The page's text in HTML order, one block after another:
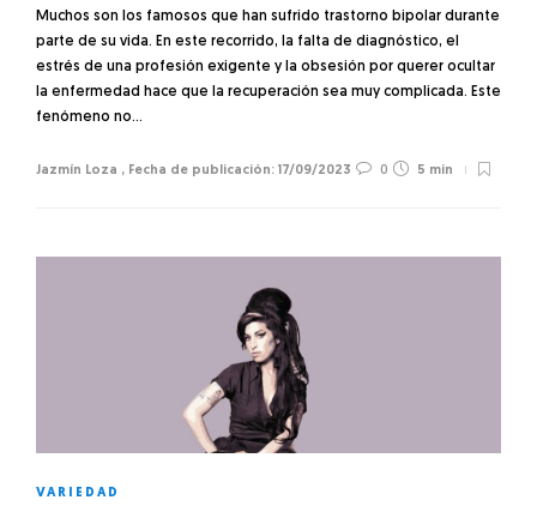
Muchos son los famosos que han sufrido trastorno bipolar durante
parte de su vida. En este recorrido, la falta de diagnóstico, el
estrés de una profesión exigente y la obsesión por querer ocultar
la enfermedad hace que la recuperación sea muy complicada. Este
fenómeno no…
Jazmín Loza , 17/09/2023 0 5 min
VARIEDAD